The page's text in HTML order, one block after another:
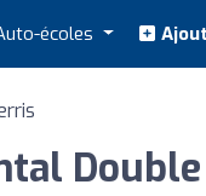
écoles